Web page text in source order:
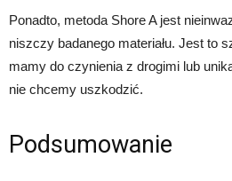
Ponadto, metoda Shore A jest
niszczy badanego materiału. Jest to
mamy do czynienia z drogimi lub
nie chcemy uszkodzić.
Podsumowanie